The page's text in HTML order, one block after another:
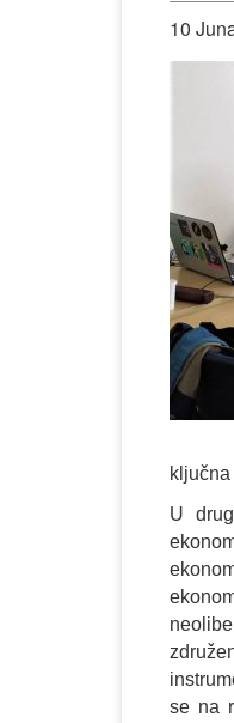
10
U
se na